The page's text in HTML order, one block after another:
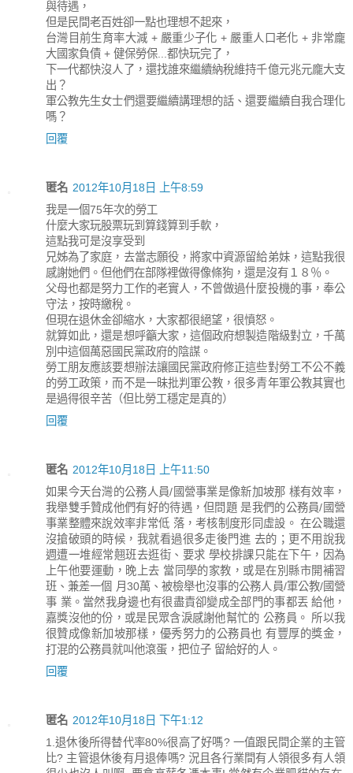
與待遇，
但是民間老百姓卻一點也理想不起來，
台灣目前生育率大減 + 嚴重少子化 + 嚴重人口老化 + 非常龐
大國家負債 + 健保勞保...都快玩完了，
下一代都快沒人了，還找誰來繼續納稅維持千億元兆元龐大支
出？
軍公教先生女士們還要繼續講理想的話、還要繼續自我合理化
嗎？
回覆
匿名 2012年10月18日 上午8:59
我是一個75年次的勞工
什麼大家玩股票玩到算錢算到手軟，
這點我可是沒享受到
兄姊為了家庭，去當志願役，將家中資源留給弟妹，這點我很
感謝她們。但他們在部隊裡做得像條狗，還是沒有１８％。
父母也都是努力工作的老實人，不曾做過什麼投機的事，奉公
守法，按時繳稅。
但現在退休金卻縮水，大家都很絕望，很憤怒。
就算如此，還是想呼籲大家，這個政府想製造階級對立，千萬
別中這個萬惡國民黨政府的陰謀。
勞工朋友應該要想辦法讓國民黨政府修正這些對勞工不公不義
的勞工政策，而不是一昧批判軍公教，很多青年軍公教其實也
是過得很辛苦（但比勞工穩定是真的）
回覆
匿名 2012年10月18日 上午11:50
如果今天台灣的公務人員/國營事業是像新加坡那 樣有效率，
我舉雙手贊成他們有好的待遇，但問題 是我們的公務員/國營
事業整體來說效率非常低 落，考核制度形同虛設。 在公職還
沒搶破頭的時候，我就看過很多走後門進 去的；更不用說我
週遭一堆經常翹班去逛街、要求 學校排課只能在下午，因為
上午他要運動，晚上去 當同學的家教，或是在別縣市開補習
班、兼差一個 月30萬、被檢舉也沒事的公務人員/軍公教/國營
事 業。當然我身邊也有很盡責卻變成全部門的事都丟 給他，
嘉獎沒他的份，或是民眾含淚感謝他幫忙的 公務員。 所以我
很贊成像新加坡那樣，優秀努力的公務員也 有豐厚的獎金，
打混的公務員就叫他滾蛋，把位子 留給好的人。
回覆
匿名 2012年10月18日 下午1:12
1.退休後所得替代率80%很高了好嗎? 一值跟民間企業的主管
比? 主管退休後有月退俸嗎? 況且各行業間有人領很多有人領